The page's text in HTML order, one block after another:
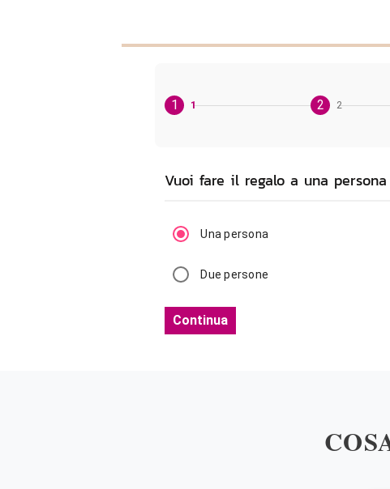
1 1 2 2
Vuoi fare il regalo a una
Una persona
Due persone
Continua